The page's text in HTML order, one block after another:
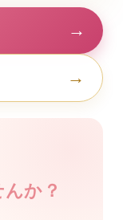
→
→
か？